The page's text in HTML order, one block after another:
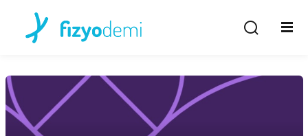
Giriş Yap
Giriş Yap
Hesabın yok mu?Kayıt Ol